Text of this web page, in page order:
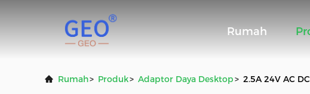
Rumah
Rumah> Produk> Adaptor Daya Desktop> 2.5A 24V AC